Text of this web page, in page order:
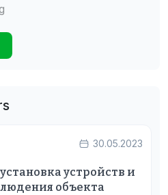
30.05.2023
устройств и
объекта